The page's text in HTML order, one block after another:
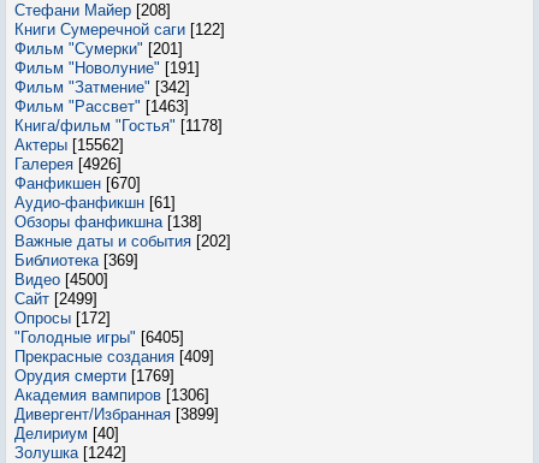
Стефани Майер [208]
Книги Сумеречной саги [122]
Фильм "Сумерки" [201]
Фильм "Новолуние" [191]
Фильм "Затмение" [342]
Фильм "Рассвет" [1463]
Книга/фильм "Гостья" [1178]
Актеры [15562]
Галерея [4926]
Фанфикшен [670]
Аудио-фанфикшн [61]
Обзоры фанфикшна [138]
Важные даты и события [202]
Библиотека [369]
Видео [4500]
Сайт [2499]
Опросы [172]
"Голодные игры" [6405]
Прекрасные создания [409]
Орудия смерти [1769]
Академия вампиров [1306]
Дивергент/Избранная [3899]
Делириум [40]
Золушка [1242]